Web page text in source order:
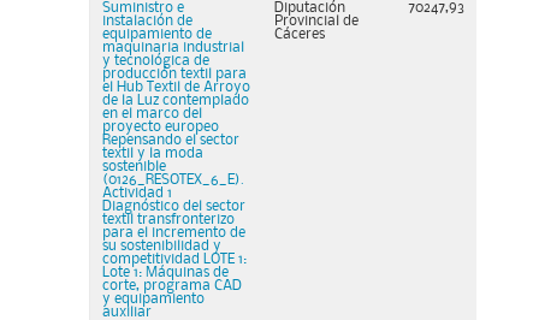
Suministro e
instalación de
equipamiento de
maquinaria industrial
y tecnológica de
producción textil para
el Hub Textil de Arroyo
de la Luz contemplado
en el marco del
proyecto europeo
Repensando el sector
textil y la moda
sostenible
(0126_RESOTEX_6_E).
Actividad 1
Diagnóstico del sector
textil transfronterizo
para el incremento de
su sostenibilidad y
competitividad LOTE 1:
Lote 1: Máquinas de
corte, programa CAD
y equipamiento
auxiliar
Diputación
Provincial de
Cáceres
70247,93